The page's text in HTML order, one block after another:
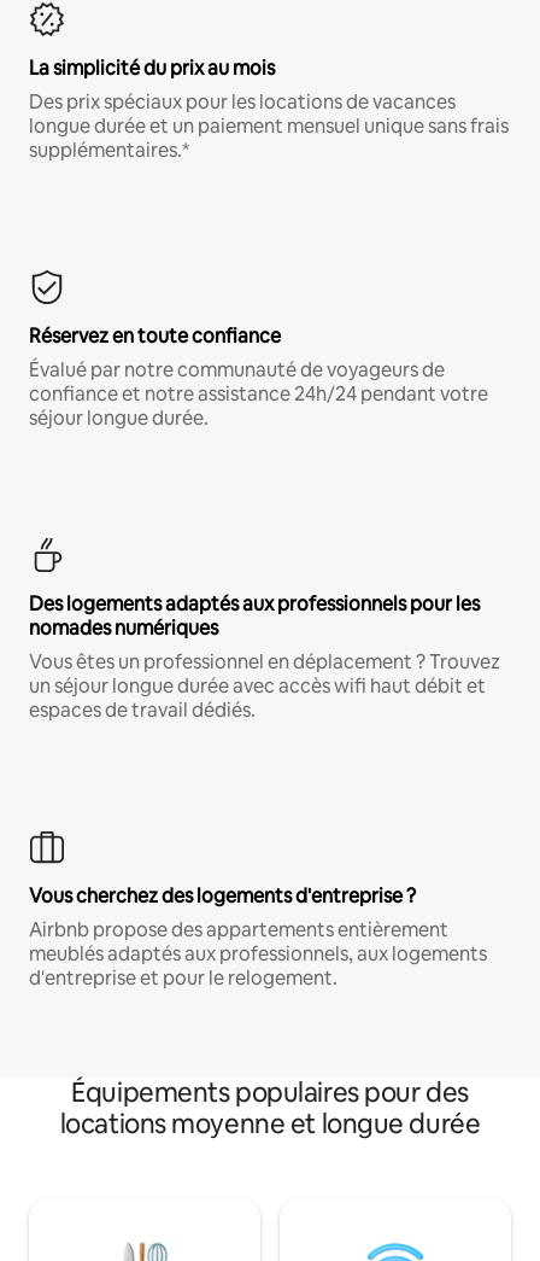
La simplicité du prix au mois
Des prix spéciaux pour les locations de vacances
longue durée et un paiement mensuel unique sans frais
supplémentaires.*
Réservez en toute confiance
Évalué par notre communauté de voyageurs de
confiance et notre assistance 24h/24 pendant votre
séjour longue durée.
Des logements adaptés aux professionnels pour les
nomades numériques
Vous êtes un professionnel en déplacement ? Trouvez
un séjour longue durée avec accès wifi haut débit et
espaces de travail dédiés.
Vous cherchez des logements d'entreprise ?
Airbnb propose des appartements entièrement
meublés adaptés aux professionnels, aux logements
d'entreprise et pour le relogement.
Équipements populaires pour des
locations moyenne et longue durée